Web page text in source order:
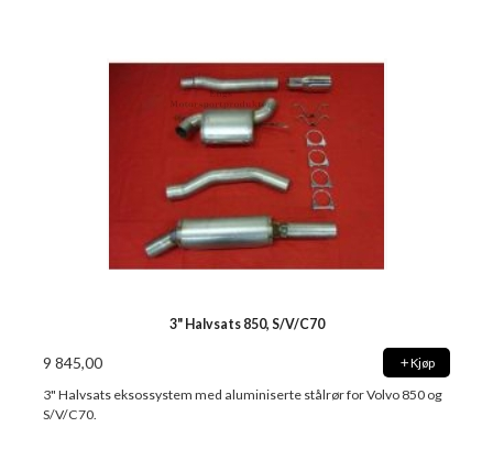
3" Halvsats 850, S/V/C70
9 845,00 Kjøp
3" Halvsats eksossystem med aluminiserte stålrør for Volvo 850 og
S/V/C70.